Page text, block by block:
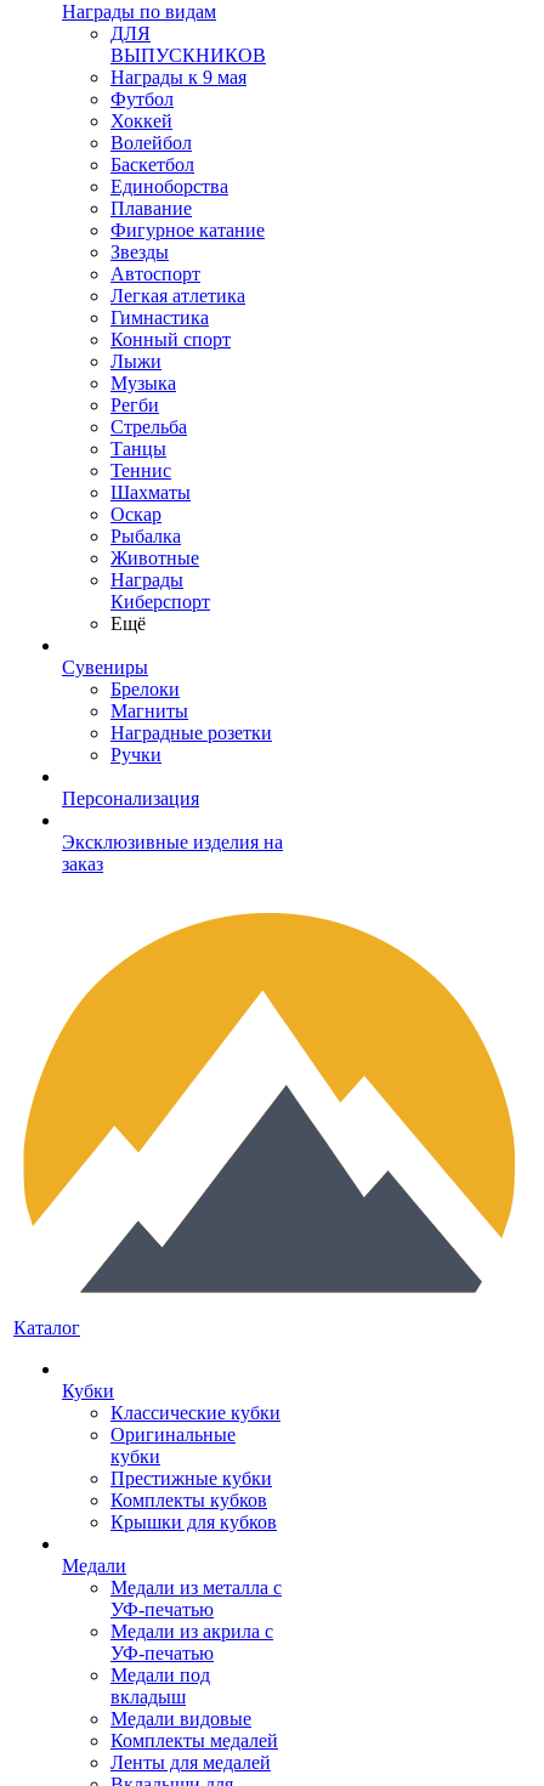
Награды по видам
ДЛЯ
ВЫПУСКНИКОВ
Награды к 9 мая
Футбол
Хоккей
Волейбол
Баскетбол
Единоборства
Плавание
Фигурное катание
Звезды
Автоспорт
Легкая атлетика
Гимнастика
Конный спорт
Лыжи
Музыка
Регби
Стрельба
Танцы
Теннис
Шахматы
Оскар
Рыбалка
Животные
Награды
Киберспорт
Ещё
Сувениры
Брелоки
Магниты
Наградные розетки
Ручки
Персонализация
Эксклюзивные изделия на
заказ
Каталог
Кубки
Классические кубки
Оригинальные
кубки
Престижные кубки
Комплекты кубков
Крышки для кубков
Медали
Медали из металла с
УФ-печатью
Медали из акрила с
УФ-печатью
Медали под
вкладыш
Медали видовые
Комплекты медалей
Ленты для медалей